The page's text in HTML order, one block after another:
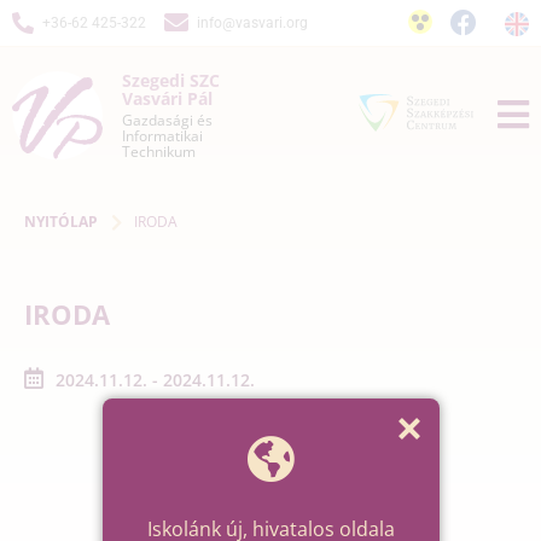
+36-62 425-322 info@vasvari.org
Szegedi SZC
Vasvári Pál
Gazdasági és
Informatikai
Technikum
NYITÓLAP IRODA
IRODA
2024.11.12. - 2024.11.12.
Iskolánk új, hivatalos oldala